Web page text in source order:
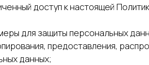
доступ к настоящей
для защиты персональных
предоставления,
данных;